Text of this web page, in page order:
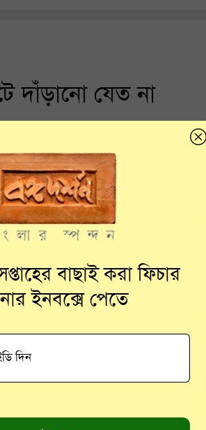
দাঁড়ানো যেত না
বাছাই করা ফিচার
ইনবক্সে পেতে